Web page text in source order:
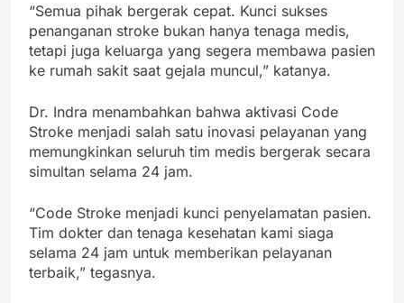
“Semua pihak bergerak cepat. Kunci sukses
penanganan stroke bukan hanya tenaga medis,
tetapi juga keluarga yang segera membawa pasien
ke rumah sakit saat gejala muncul,” katanya.
Dr. Indra menambahkan bahwa aktivasi Code
Stroke menjadi salah satu inovasi pelayanan yang
memungkinkan seluruh tim medis bergerak secara
simultan selama 24 jam.
“Code Stroke menjadi kunci penyelamatan pasien.
Tim dokter dan tenaga kesehatan kami siaga
selama 24 jam untuk memberikan pelayanan
terbaik,” tegasnya.